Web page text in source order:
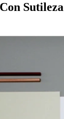
Sutileza